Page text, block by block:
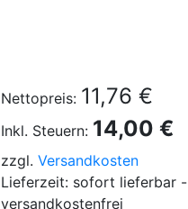
Nettopreis: 11,76 €
Inkl. Steuern: 14,00 €
zzgl. Versandkosten
Lieferzeit: sofort lieferbar -
versandkostenfrei